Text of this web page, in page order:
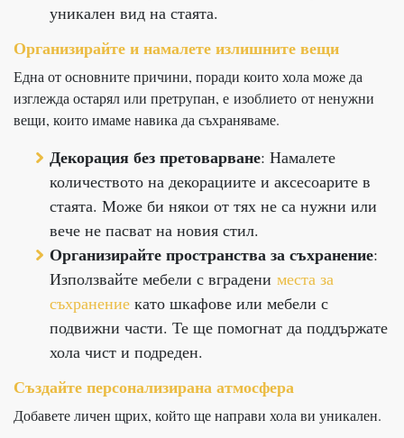
уникален вид на стаята.
Организирайте и намалете излишните вещи
Една от основните причини, поради които хола може да
изглежда остарял или претрупан, е изоблието от ненужни
вещи, които имаме навика да съхраняваме.
Декорация без претоварване: Намалете
количеството на декорациите и аксесоарите в
стаята. Може би някои от тях не са нужни или
вече не пасват на новия стил.
Организирайте пространства за съхранение:
Използвайте мебели с вградени места за
съхранение като шкафове или мебели с
подвижни части. Те ще помогнат да поддържате
хола чист и подреден.
Създайте персонализирана атмосфера
Добавете личен щрих, който ще направи хола ви уникален.